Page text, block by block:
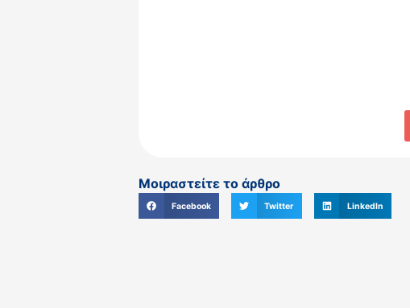
Μοιραστείτε το άρθρο
Facebook Twitter LinkedIn